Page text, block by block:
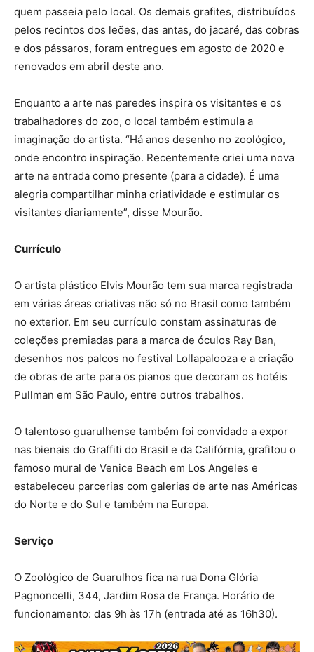
quem passeia pelo local. Os demais grafites, distribuídos
pelos recintos dos leões, das antas, do jacaré, das cobras
e dos pássaros, foram entregues em agosto de 2020 e
renovados em abril deste ano.
Enquanto a arte nas paredes inspira os visitantes e os
trabalhadores do zoo, o local também estimula a
imaginação do artista. “Há anos desenho no zoológico,
onde encontro inspiração. Recentemente criei uma nova
arte na entrada como presente (para a cidade). É uma
alegria compartilhar minha criatividade e estimular os
visitantes diariamente”, disse Mourão.
Currículo
O artista plástico Elvis Mourão tem sua marca registrada
em várias áreas criativas não só no Brasil como também
no exterior. Em seu currículo constam assinaturas de
coleções premiadas para a marca de óculos Ray Ban,
desenhos nos palcos no festival Lollapalooza e a criação
de obras de arte para os pianos que decoram os hotéis
Pullman em São Paulo, entre outros trabalhos.
O talentoso guarulhense também foi convidado a expor
nas bienais do Graffiti do Brasil e da Califórnia, grafitou o
famoso mural de Venice Beach em Los Angeles e
estabeleceu parcerias com galerias de arte nas Américas
do Norte e do Sul e também na Europa.
Serviço
O Zoológico de Guarulhos fica na rua Dona Glória
Pagnoncelli, 344, Jardim Rosa de França. Horário de
funcionamento: das 9h às 17h (entrada até as 16h30).